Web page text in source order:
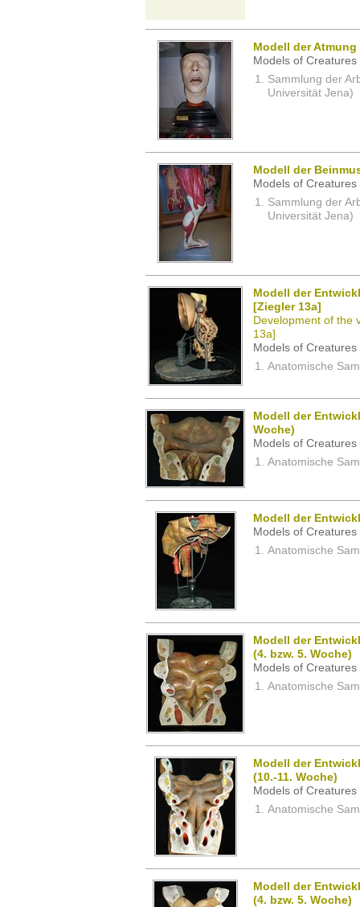
Modell der Atmung
Models of
Sammlung der
Universität Jena)
Modell der
Models of
Sammlung der
Universität Jena)
Modell der
[Ziegler 13a]
Development of the
13a]
Models of
Anatomische
Modell der
Woche)
Models of
Anatomische
Modell der
Models of
Anatomische
Modell der
(4. bzw. 5. Woche)
Models of
Anatomische
Modell der
(10.-11. Woche)
Models of
Anatomische
Modell der
(4. bzw. 5. Woche)